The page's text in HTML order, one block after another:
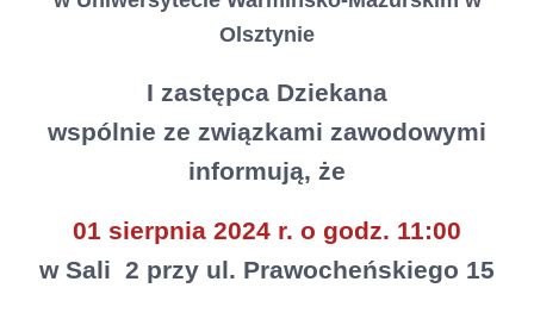
Olsztynie
I zastępca Dziekana
wspólnie ze związkami zawodowymi
informują, że
01 sierpnia 2024 r. o godz. 11:00
w Sali 2 przy ul. Prawocheńskiego 15